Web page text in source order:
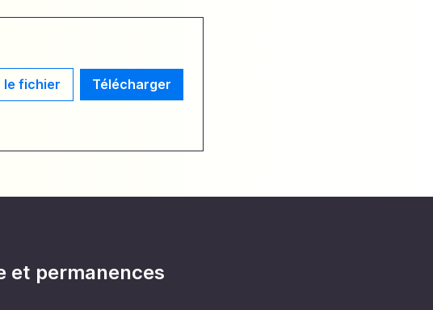
le fichier Télécharger
et permanences